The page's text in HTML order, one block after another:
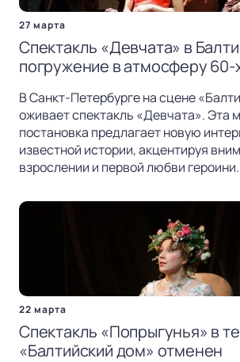
27 марта
Спектакль «Девчата» в
погружение в атмосферу 60-
В Санкт-Петербурге на сцене
оживает спектакль «Девчата». Эта
постановка предлагает новую
известной истории, акцентируя
взрослении и первой любви
22 марта
Спектакль «Попрыгунья» в
«Балтийский дом» отменен